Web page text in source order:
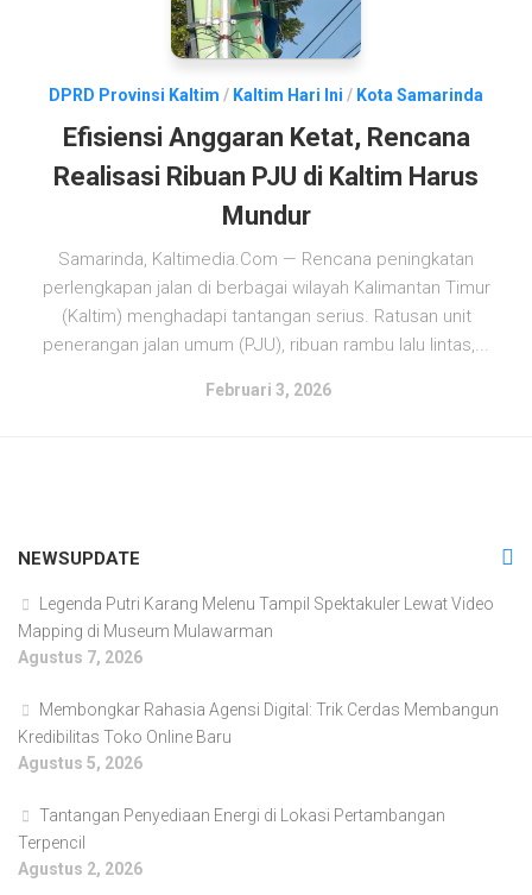
DPRD Provinsi Kaltim / Kaltim Hari Ini / Kota Samarinda
Efisiensi Anggaran Ketat, Rencana
Realisasi Ribuan PJU di Kaltim Harus
Mundur
Samarinda, Kaltimedia.Com — Rencana peningkatan
perlengkapan jalan di berbagai wilayah Kalimantan Timur
(Kaltim) menghadapi tantangan serius. Ratusan unit
penerangan jalan umum (PJU), ribuan rambu lalu lintas,...
Februari 3, 2026
NEWSUPDATE
Legenda Putri Karang Melenu Tampil Spektakuler Lewat Video
Mapping di Museum Mulawarman
Agustus 7, 2026
Membongkar Rahasia Agensi Digital: Trik Cerdas Membangun
Kredibilitas Toko Online Baru
Agustus 5, 2026
Tantangan Penyediaan Energi di Lokasi Pertambangan
Terpencil
Agustus 2, 2026